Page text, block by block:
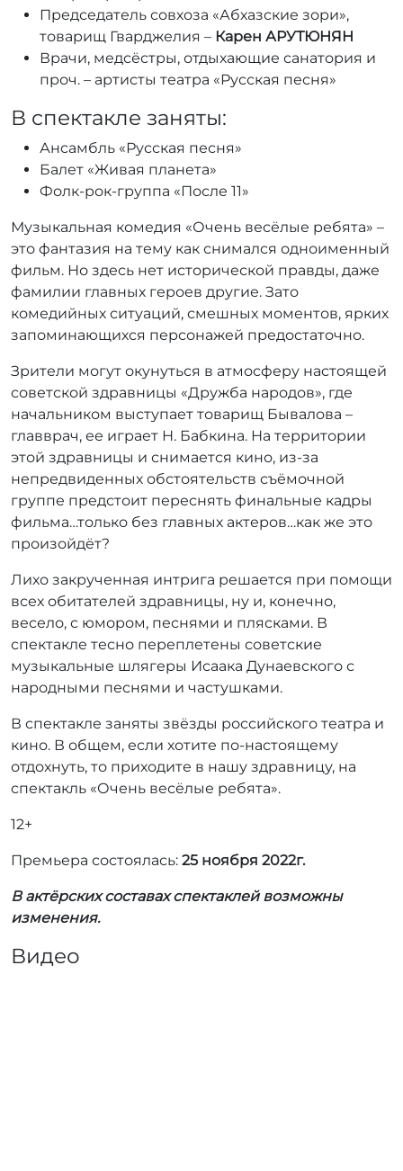
Председатель совхоза «Абхазские зори»,
товарищ Гварджелия – Карен АРУТЮНЯН
Врачи, медсёстры, отдыхающие санатория и
проч. – артисты театра «Русская песня»
В спектакле заняты:
Ансамбль «Русская песня»
Балет «Живая планета»
Фолк-рок-группа «После 11»
Музыкальная комедия «Очень весёлые ребята» –
это фантазия на тему как снимался одноименный
фильм. Но здесь нет исторической правды, даже
фамилии главных героев другие. Зато
комедийных ситуаций, смешных моментов, ярких
запоминающихся персонажей предостаточно.
Зрители могут окунуться в атмосферу настоящей
советской здравницы «Дружба народов», где
начальником выступает товарищ Бывалова –
главврач, ее играет Н. Бабкина. На территории
этой здравницы и снимается кино, из-за
непредвиденных обстоятельств съёмочной
группе предстоит переснять финальные кадры
фильма…только без главных актеров…как же это
произойдёт?
Лихо закрученная интрига решается при помощи
всех обитателей здравницы, ну и, конечно,
весело, с юмором, песнями и плясками. В
спектакле тесно переплетены советские
музыкальные шлягеры Исаака Дунаевского с
народными песнями и частушками.
В спектакле заняты звёзды российского театра и
кино. В общем, если хотите по-настоящему
отдохнуть, то приходите в нашу здравницу, на
спектакль «Очень весёлые ребята».
12+
Премьера состоялась: 25 ноября 2022г.
В актёрских составах спектаклей возможны
изменения.
Видео